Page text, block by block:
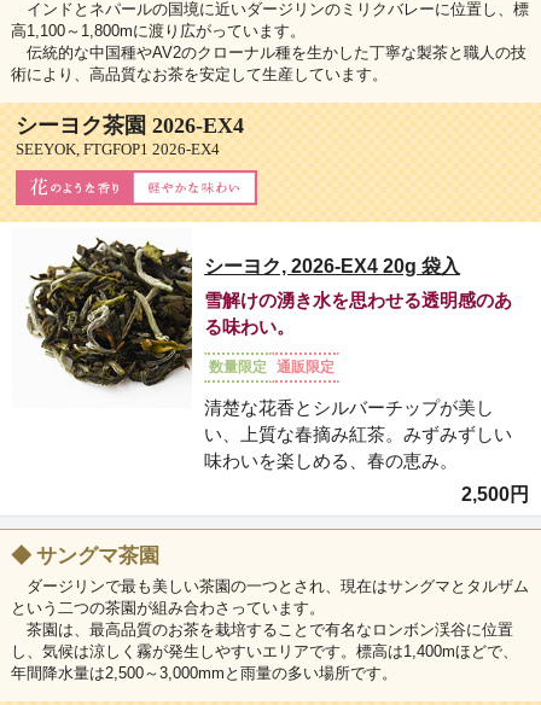
インドとネパールの国境に近いダージリンのミリクバレーに位置し、標
高1,100～1,800mに渡り広がっています。
伝統的な中国種やAV2のクローナル種を生かした丁寧な製茶と職人の技
術により、高品質なお茶を安定して生産しています。
シーヨク茶園 2026-EX4
SEEYOK, FTGFOP1 2026-EX4
シーヨク, 2026-EX4 20g 袋入
雪解けの湧き水を思わせる透明感のあ
る味わい。
数量限定 通販限定
清楚な花香とシルバーチップが美し
い、上質な春摘み紅茶。みずみずしい
味わいを楽しめる、春の恵み。
2,500円
◆ サングマ茶園
ダージリンで最も美しい茶園の一つとされ、現在はサングマとタルザム
という二つの茶園が組み合わさっています。
茶園は、最高品質のお茶を栽培することで有名なロンボン渓谷に位置
し、気候は涼しく霧が発生しやすいエリアです。標高は1,400mほどで、
年間降水量は2,500～3,000mmと雨量の多い場所です。